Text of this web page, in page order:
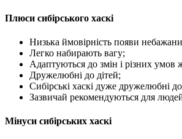
Плюси сибірського хаскі
Низька ймовірність появи
Легко набирають вагу;
Адаптуються до змін і різних умов
Дружелюбні до дітей;
Сибірські хаскі дуже дружелюбні
Зазвичай рекомендуються для
Мінуси сибірських хаскі